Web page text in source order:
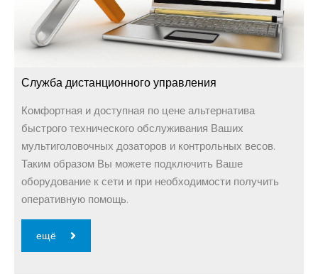
Служба дистанционного управления
Комфортная и доступная по цене альтернатива
быстрого технического обслуживания Ваших
мультиголовочных дозаторов и контрольных весов.
Таким образом Вы можете подключить Ваше
оборудование к сети и при необходимости получить
оперативную помощь.
ещё